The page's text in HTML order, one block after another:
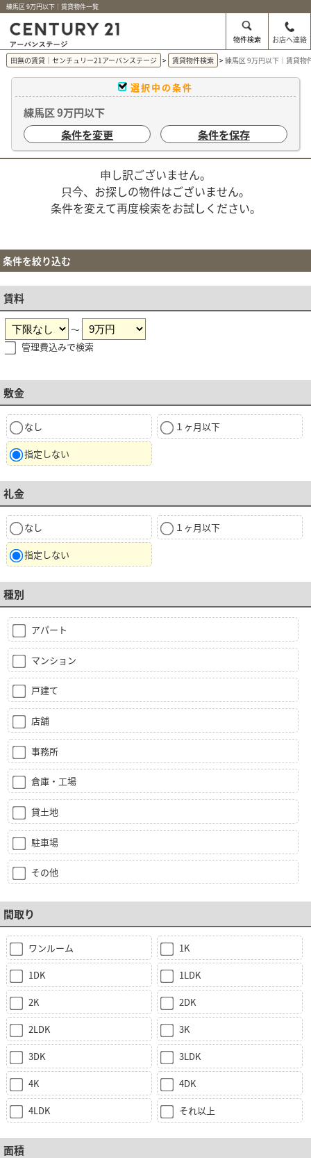
練馬区 9万円以下｜賃貸物件一覧
物件検索
お店へ連絡
田無の賃貸｜センチュリー21アーバンステージ
賃貸物件検索 練馬区 9万円以下｜賃貸物
選択中の条件
練馬区 9万円以下
条件を変更
条件を保存
申し訳ございません。
只今、お探しの物件はございません。
条件を変えて再度検索をお試しください。
条件を絞り込む
賃料
～
管理費込みで検索
敷金
なし １ヶ月以下
指定しない
礼金
なし １ヶ月以下
指定しない
種別
アパート
マンション
戸建て
店舗
事務所
倉庫・工場
貸土地
駐車場
その他
間取り
ワンルーム 1K
1DK 1LDK
2K 2DK
2LDK 3K
3DK 3LDK
4K 4DK
4LDK それ以上
面積